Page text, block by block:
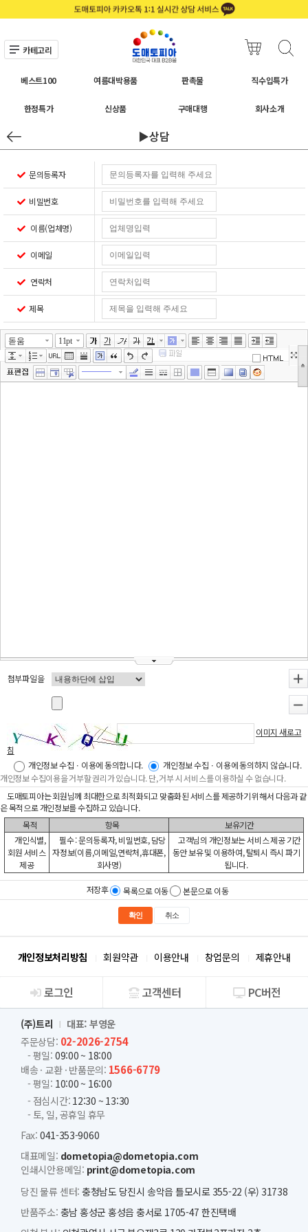
카테고리
베스트100 여름대박용품 판촉물 직수입특가
한정특가 신상품 구매대행 회사소개
▶상담
문의등록자
비밀번호
이름(업체명)
이메일
연락처
제목
돋움 11pt
첨부파일을
이미지 새로고
침
개인정보 수집ㆍ이용에 동의합니다.
개인정보 수집ㆍ이용에 동의하지 않습니다.
개인정보 수집이용을 거부할 권리가 있습니다. 단, 거부 시 서비스를 이용하실 수 없습니다.
도매토피아는 회원님께 최대한으로 최적화되고 맞춤화된 서비스를 제공하기 위해서 다음과 같
은 목적으로 개인정보를 수집하고 있습니다.
목적
항목
보유기간
개인식별,
회원 서비스
제공
필수 : 문의등록자, 비밀번호, 담당
자정보(이름,이메일,연락처,휴대폰,
회사명)
고객님의 개인정보는 서비스 제공 기간
동안 보유 및 이용하여, 탈퇴시 즉시 파기
됩니다.
저장후 목록으로 이동 본문으로 이동
확인 취소
개인정보처리방침 회원약관 이용안내 창업문의 제휴안내
회사소개
로그인 고객센터 PC버전
(주)트리
대표: 부영운
주문상담: 02-2026-2754
- 평일: 09:00 ~ 18:00
배송 · 교환 · 반품문의: 1566-6779
- 평일: 10:00 ~ 16:00
- 점심시간: 12:30 ~ 13:30
- 토, 일, 공휴일 휴무
Fax: 041-353-9060
대표메일: dometopia@dometopia.com
인쇄시안용메일: print@dometopia.com
당진 물류 센터: 충청남도 당진시 송악읍 틀모시로 355-22 (우) 31738
반품주소: 충남 홍성군 홍성읍 충서로 1705-47 한진택배